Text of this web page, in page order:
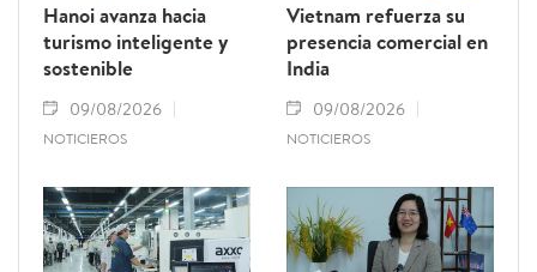
Hanoi avanza hacia
turismo inteligente y
sostenible
09/08/2026
NOTICIEROS
Vietnam refuerza su
presencia comercial en
India
09/08/2026
NOTICIEROS